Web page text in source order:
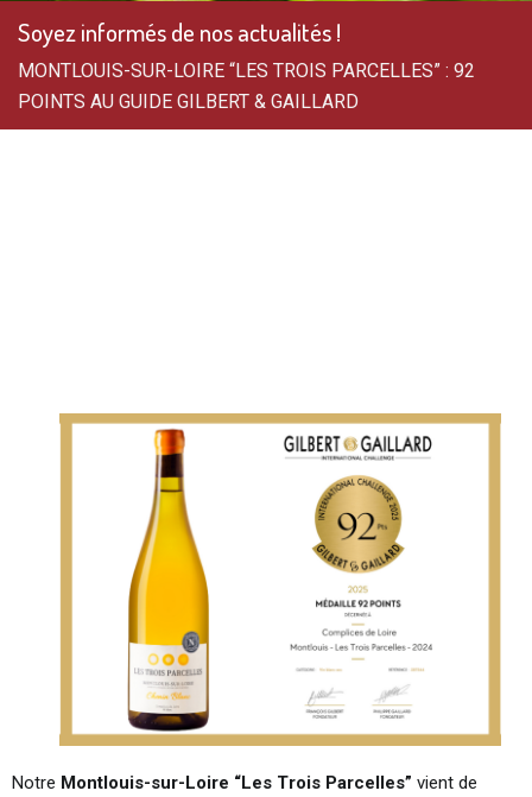
Soyez informés de nos actualités !
MONTLOUIS-SUR-LOIRE “LES TROIS PARCELLES” : 92
POINTS AU GUIDE GILBERT & GAILLARD
Notre Montlouis-sur-Loire “Les Trois Parcelles” vient de